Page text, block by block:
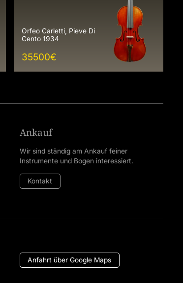
Orfeo Carletti, Pieve Di
Cento 1934
35500€
Ankauf
Wir sind ständig am Ankauf feiner
Instrumente und Bogen interessiert.
Kontakt
Anfahrt über Google Maps